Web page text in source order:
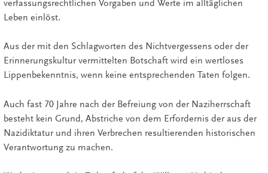
verfassungsrechtlichen Vorgaben und Werte im alltäglichen
Leben einlöst.
Aus der mit den Schlagworten des Nichtvergessens oder der
Erinnerungskultur vermittelten Botschaft wird ein wertloses
Lippenbekenntnis, wenn keine entsprechenden Taten folgen.
Auch fast 70 Jahre nach der Befreiung von der Naziherrschaft
besteht kein Grund, Abstriche von dem Erfordernis der aus der
Nazidiktatur und ihren Verbrechen resultierenden historischen
Verantwortung zu machen.